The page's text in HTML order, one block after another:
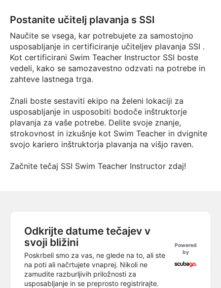
Postanite učitelj plavanja s SSI
Naučite se vsega, kar potrebujete za samostojno
usposabljanje in certificiranje učiteljev plavanja SSI .
Kot certificirani Swim Teacher Instructor SSI boste
vedeli, kako se samozavestno odzvati na potrebe in
zahteve lastnega trga.
Znali boste sestaviti ekipo na želeni lokaciji za
usposabljanje in usposobiti bodoče inštruktorje
plavanja za vaše potrebe. Delite svoje znanje,
strokovnost in izkušnje kot Swim Teacher in dvignite
svojo kariero inštruktorja plavanja na višjo raven.
Začnite tečaj SSI Swim Teacher Instructor zdaj!
Odkrijte datume tečajev v
svoji bližini
Poskrbeli smo za vas, ne glede na to, ali ste
na poti ali načrtujete vnaprej. Nikoli ne
zamudite razburljivih priložnosti za
usposabljanje in se preprosto registrirajte.
Powered
by